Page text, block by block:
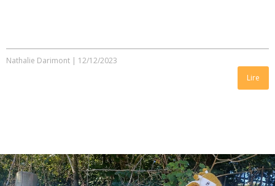
Nathalie Darimont | 12/12/2023
Lire